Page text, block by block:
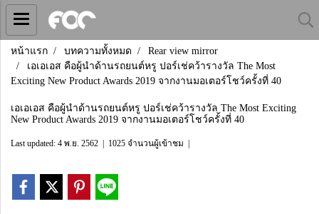
หน้าแรก บทความทั้งหมด
Rear view mirror
เอเอเอส คือผู้นำด้านรถยนต์หรู ปอร์เช่คว้ารางวัล The Most
Exciting New Product Awards 2019 จากงานมอเตอร์โชว์ครั้งที่ 40
เอเอเอส คือผู้นำด้านรถยนต์หรู ปอร์เช่คว้ารางวัล The Most Exciting
New Product Awards 2019 จากงานมอเตอร์โชว์ครั้งที่ 40
Last updated: 4 พ.ย. 2562 1025 จำนวนผู้เข้าชม